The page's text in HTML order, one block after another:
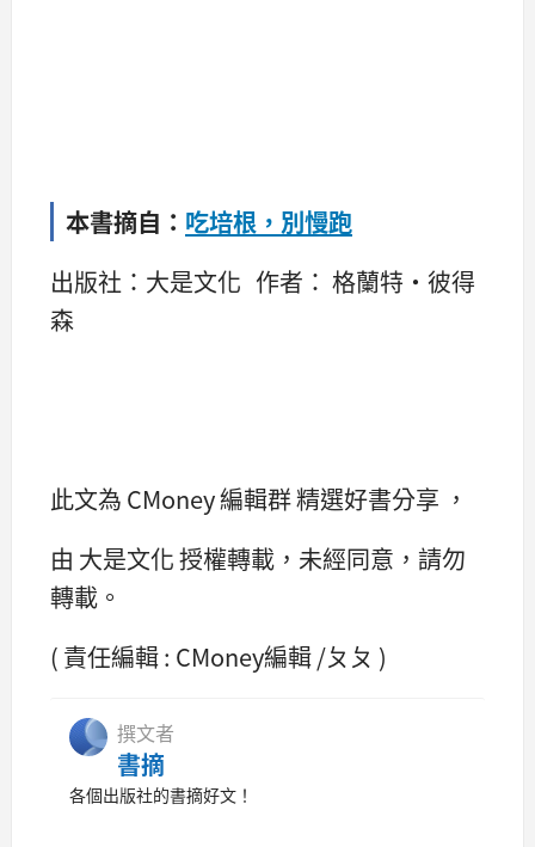
本書摘自： 吃培根，別慢跑
出版社：大是文化 作者： 格蘭特‧彼得
森
此文為 CMoney 編輯群 精選好書分享 ，
由 大是文化 授權轉載，未經同意，請勿
轉載。
( 責任編輯 : CMoney編輯 /ㄆㄆ )
撰文者
書摘
各個出版社的書摘好文！